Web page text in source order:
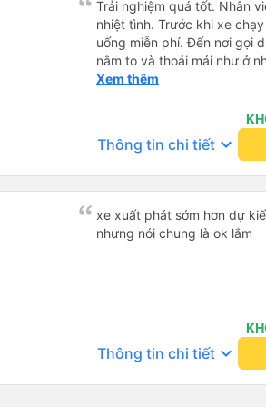
Trải nghiệm quá tốt. Nhân
nhiệt tình. Trước khi xe
uống miễn phí. Đến nơi gọi
nằm to và thoải mái như ở
không hay luôn. I had very good experience with this bus
the bus, we were offered
bus has arrived, the staff
up up their lovers. If you
Xem thêm
Thông tin chi tiết keyboard_arrow_down
xe xuất phát sớm hơn dự
nhưng nói chung là ok lắm
Thông tin chi tiết keyboard_arrow_down